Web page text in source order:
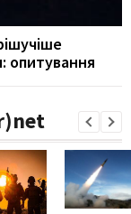
опитування